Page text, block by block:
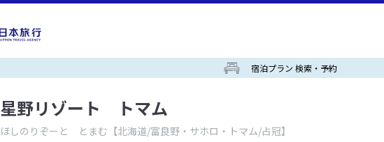
宿泊プラン 検索・予約
星野リゾート トマム
ほしのりぞーと とまむ 【北海道/富良野・サホロ・トマム/占冠】